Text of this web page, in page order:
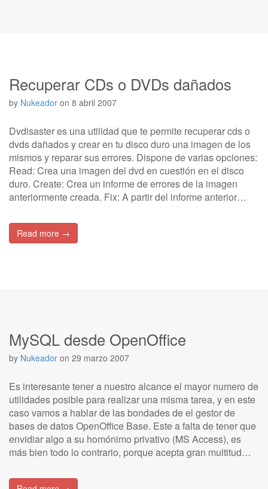
Recuperar CDs o DVDs dañados
by Nukeador on 8 abril 2007
Dvdisaster es una utilidad que te permite recuperar cds o
dvds dañados y crear en tu disco duro una imagen de los
mismos y reparar sus errores. Dispone de varias opciones:
Read: Crea una imagen del dvd en cuestión en el disco
duro. Create: Crea un informe de errores de la imagen
anteriormente creada. Fix: A partir del informe anterior…
Read more →
MySQL desde OpenOffice
by Nukeador on 29 marzo 2007
Es interesante tener a nuestro alcance el mayor numero de
utilidades posible para realizar una misma tarea, y en este
caso vamos a hablar de las bondades de el gestor de
bases de datos OpenOffice Base. Este a falta de tener que
envidiar algo a su homónimo privativo (MS Access), es
más bien todo lo contrario, porque acepta gran multitud…